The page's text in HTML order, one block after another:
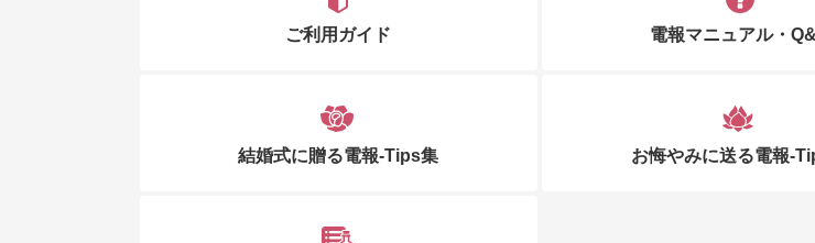
ご利用ガイド 電報マニュアル・
結婚式に贈る電報-Tips集 お悔やみに送る電報-